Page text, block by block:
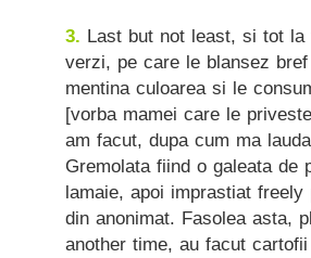
3. Last but not least, si tot
verzi, pe care le blansez
mentina culoarea si le
[vorba mamei care le
am facut, dupa cum ma
Gremolata fiind o galeata de
lamaie, apoi imprastiat
din anonimat. Fasolea asta,
another time, au facut